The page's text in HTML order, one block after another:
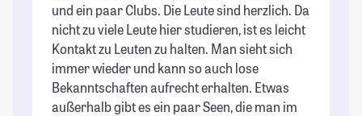
und ein paar Clubs. Die Leute sind herzlich. Da
nicht zu viele Leute hier studieren, ist es leicht
Kontakt zu Leuten zu halten. Man sieht sich
immer wieder und kann so auch lose
Bekanntschaften aufrecht erhalten. Etwas
außerhalb gibt es ein paar Seen, die man im